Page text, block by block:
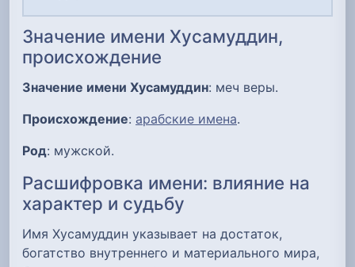
Значение имени Хусамуддин,
происхождение
Значение имени Хусамуддин: меч веры.
Происхождение: арабские имена.
Род: мужской.
Расшифровка имени: влияние на
характер и судьбу
Имя Хусамуддин указывает на достаток,
богатство внутреннего и материального мира,